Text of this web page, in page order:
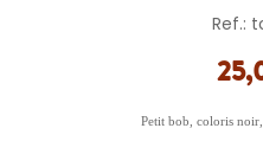
Ref.:
Petit bob, coloris